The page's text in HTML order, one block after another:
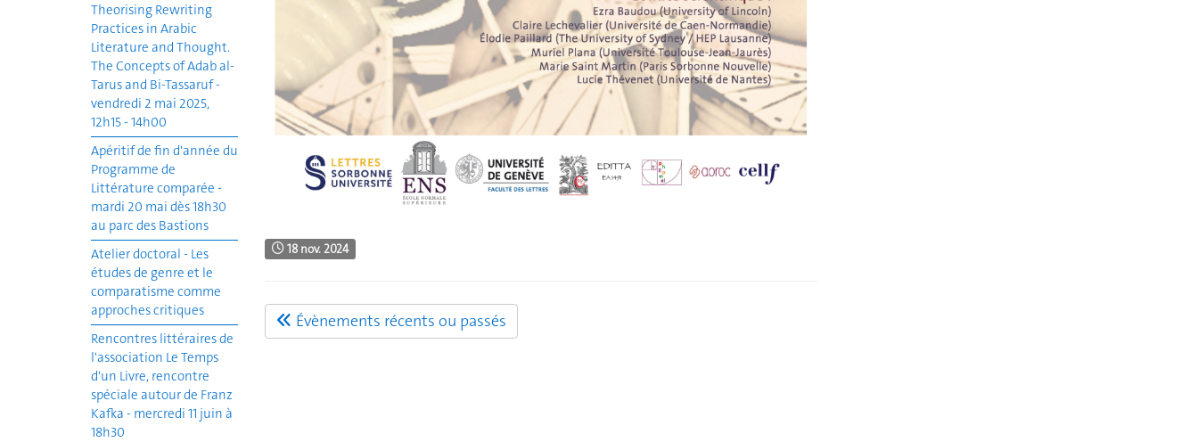
Theorising Rewriting
Practices in Arabic
Literature and Thought.
The Concepts of Adab al-
Tarus and Bi-Tassaruf -
vendredi 2 mai 2025,
12h15 - 14h00
Apéritif de fin d'année du
Programme de
Littérature comparée -
mardi 20 mai dès 18h30
au parc des Bastions
Atelier doctoral - Les
études de genre et le
comparatisme comme
approches critiques
Rencontres littéraires de
l'association Le Temps
d'un Livre, rencontre
spéciale autour de Franz
Kafka - mercredi 11 juin à
18h30
18 nov. 2024
Évènements récents ou passés